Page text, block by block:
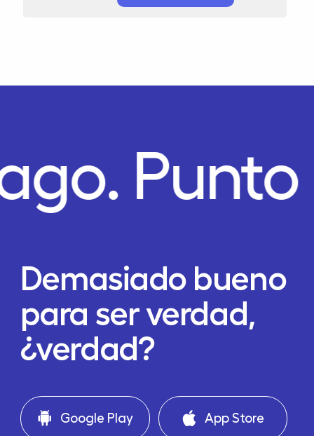
Demasiado bueno
para ser verdad,
¿verdad?
Google Play App Store